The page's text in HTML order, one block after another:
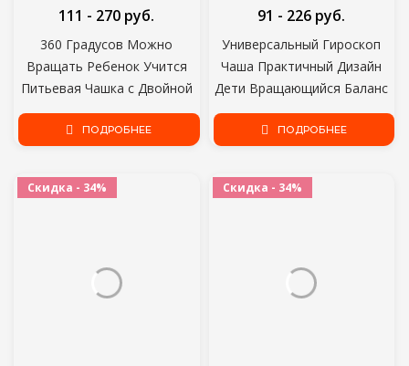
360 Градусов Можно
Вращать Ребенок Учится
Питьевая Чашка с Двойной
Ручкой Откидная Крышка
Герметичные Младенцы
Бесплатно
111 - 270 руб.
ПОДРОБНЕЕ
Универсальный Гироскоп
Чаша Практичный Дизайн
Дети Вращающийся Баланс
Новинка Гироскоп Зонтик
360 Поворот
Блюда Для Кормления
91 - 226 руб.
ПОДРОБНЕЕ
Скидка - 34% Скидка - 34%